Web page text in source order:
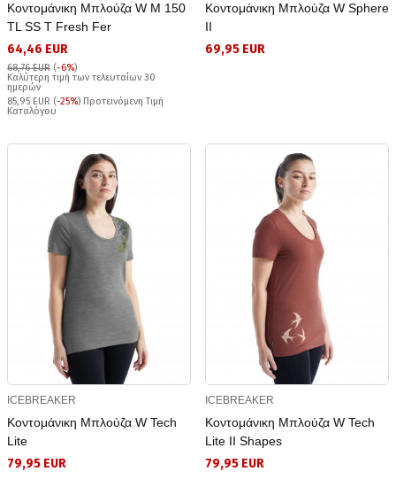
Κοντομάνικη Μπλούζα W M 150
TL SS T Fresh Fer
64,46 EUR
68,76 EUR (-6%)
Καλύτερη τιμή των τελευταίων 30
ημερών
85,95 EUR (-25%) Προτεινόμενη Τιμή
Καταλόγου
Κοντομάνικη Μπλούζα W Sphere
II
69,95 EUR
ICEBREAKER
Κοντομάνικη Μπλούζα W Tech
Lite
79,95 EUR
ICEBREAKER
Κοντομάνικη Μπλούζα W Tech
Lite II Shapes
79,95 EUR